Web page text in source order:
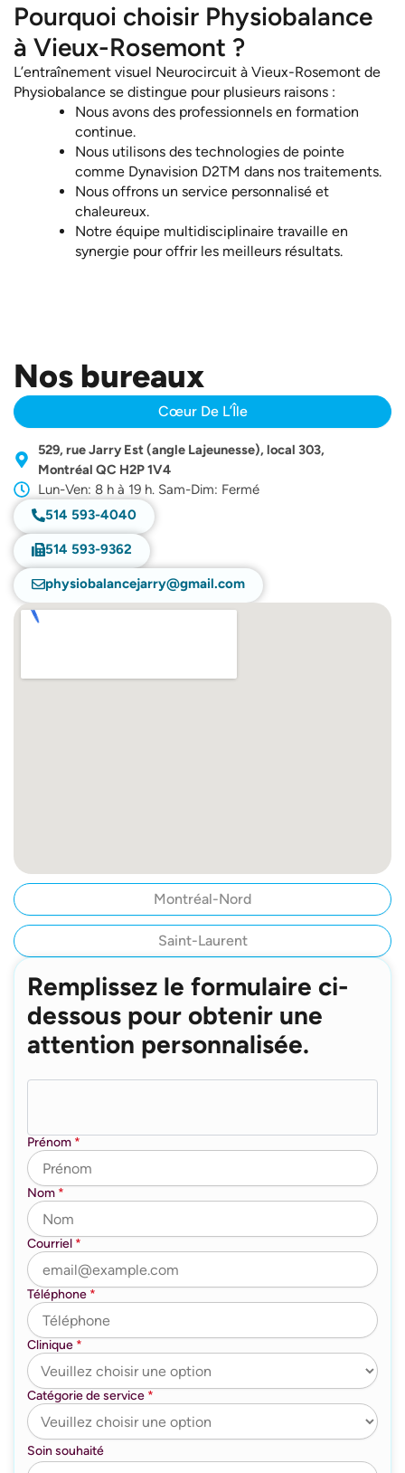
Pourquoi choisir Physiobalance
à Vieux-Rosemont ?
L’entraînement visuel Neurocircuit à Vieux-Rosemont de
Physiobalance se distingue pour plusieurs raisons :
Nous avons des professionnels en formation
continue.
Nous utilisons des technologies de pointe
comme Dynavision D2TM dans nos traitements.
Nous offrons un service personnalisé et
chaleureux.
Notre équipe multidisciplinaire travaille en
synergie pour offrir les meilleurs résultats.
Nos bureaux
Cœur De L’Île
Montréal-Nord
Saint-Laurent
529, rue Jarry Est (angle Lajeunesse), local 303,
Montréal QC H2P 1V4
Lun-Ven: 8 h à 19 h. Sam-Dim: Fermé
514 593-4040
514 593-9362
physiobalancejarry@gmail.com
Remplissez le formulaire ci-
dessous pour obtenir une
attention personnalisée.
Prénom *
Nom *
Courriel *
Téléphone *
Clinique *
Catégorie de service *
Soin souhaité